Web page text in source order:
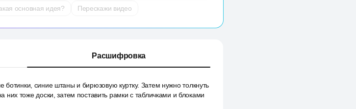
основная идея? Перескажи видео
Расшифровка
ботинки, синие штаны и бирюзовую куртку. Затем нужно толкнуть
них тоже доски, затем поставить рамки с табличками и блоками